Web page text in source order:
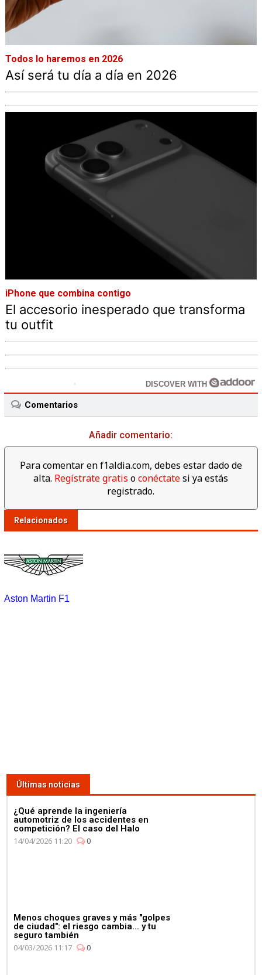
Todos lo haremos en 2026
Así será tu día a día en 2026
iPhone que combina contigo
El accesorio inesperado que transforma
tu outfit
DISCOVER WITH
Comentarios
Añadir comentario:
Para comentar en f1aldia.com, debes estar dado de
alta. Regístrate gratis oconéctatesi ya estás
registrado.
Relacionados
Aston Martin F1
Últimas noticias
¿Qué aprende la ingeniería
automotriz de los accidentes en
competición? El caso del Halo
14/04/2026 11:20
0
Menos choques graves y más "golpes
de ciudad": el riesgo cambia... y tu
seguro también
04/03/2026 11:17
0